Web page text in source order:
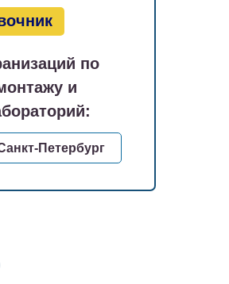
по
и
Петербург